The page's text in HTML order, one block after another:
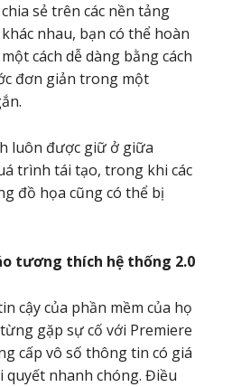
sẻ trên các nền tảng
nhau, bạn có thể hoàn
cách dễ dàng bằng cách
đơn giản trong một
luôn được giữ ở giữa
trình tái tạo, trong khi các
đồ họa cũng có thể bị
tương thích hệ thống 2.0
cậy của phần mềm của họ
gặp sự cố với Premiere
cấp vô số thông tin có giá
nhanh chóng. Điều